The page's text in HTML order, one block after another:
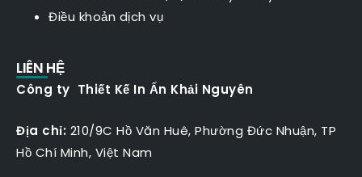
Điều khoản dịch vụ
LIÊN HỆ
Công ty Thiết Kế In Ấn Khải Nguyên
Địa chỉ: 210/9C Hồ Văn Huê, Phường Đức Nhuận, TP
Hồ Chí Minh, Việt Nam